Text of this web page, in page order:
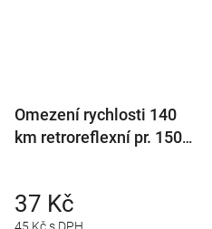
Omezení rychlosti 140
km retroreflexní pr. 150
37 Kč